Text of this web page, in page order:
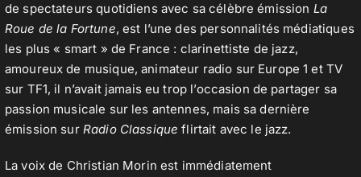
de spectateurs quotidiens avec sa célèbre émission La
Roue de la Fortune, est l’une des personnalités médiatiques
les plus « smart » de France : clarinettiste de jazz,
amoureux de musique, animateur radio sur Europe 1 et TV
sur TF1, il n’avait jamais eu trop l’occasion de partager sa
passion musicale sur les antennes, mais sa dernière
émission sur Radio Classique flirtait avec le jazz.
La voix de Christian Morin est immédiatement